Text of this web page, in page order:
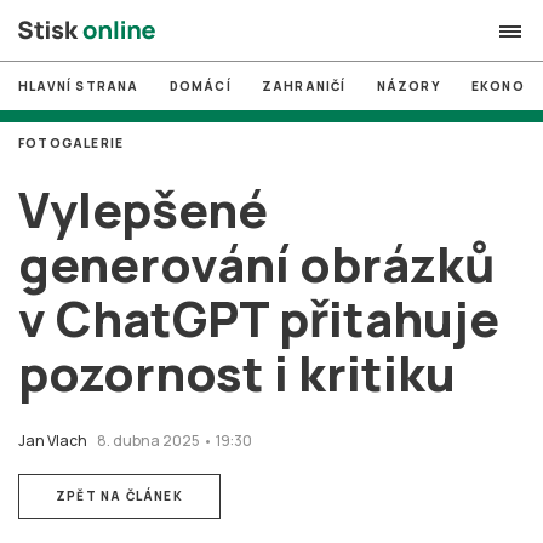
search
# MUNI
# Brno
# volby
login PŘIHLÁSIT SE
Zapomněli jste heslo?
Založit nový účet
HLAVNÍ STRANA DOMÁCÍ ZAHRANIČÍ NÁZORY
Vylepšené
generování obrázků
v ChatGPT přitahuje
pozornost i kritiku
Jan Vlach 8. dubna 2025 • 19:30
FOTOGALERIE
ZPĚT NA ČLÁNEK